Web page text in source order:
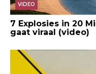
VIDEO
7 Explosies in 20
gaat viraal (video)